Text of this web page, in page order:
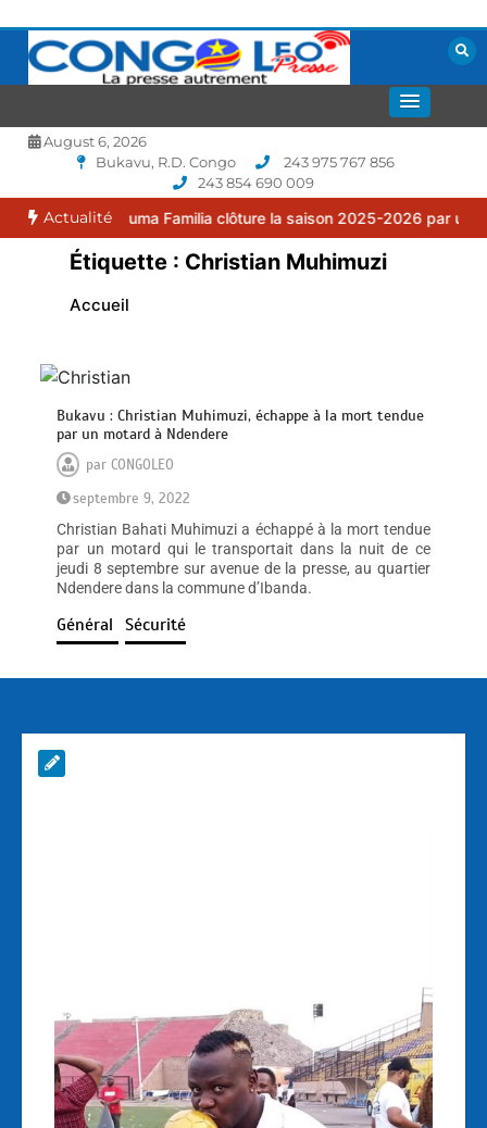
contenu
CONGOLEO
August 6, 2026
Bukavu, R.D. Congo
243 975 767 856
243 854 690 009
Actualité
: le FC Puma Familia clôture la saison 2025-2026 par une
Étiquette : Christian Muhimuzi
Accueil
Bukavu : Christian Muhimuzi, échappe à la mort tendue
par un motard à Ndendere
parCONGOLEO
septembre 9, 2022
Christian Bahati Muhimuzi a échappé à la mort tendue
par un motard qui le transportait dans la nuit de ce
jeudi 8 septembre sur avenue de la presse, au quartier
Ndendere dans la commune d’Ibanda.
Général Sécurité